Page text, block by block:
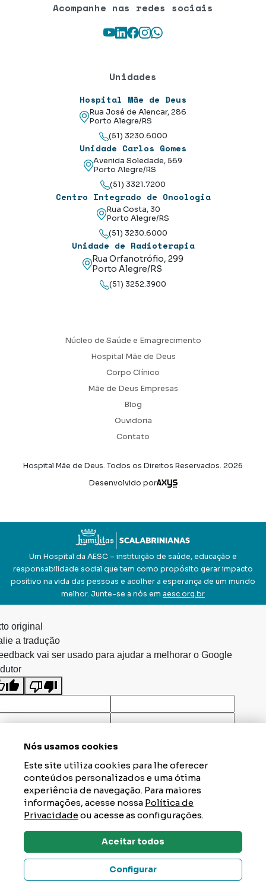
Acompanhe nas redes sociais
Youtube
LinkedIn
Facebook
Instagram
WhatsApp
Unidades
Hospital Mãe de Deus
Rua José de Alencar, 286
Porto Alegre/RS
(51) 3230.6000
Unidade Carlos Gomes
Avenida Soledade, 569
Porto Alegre/RS
(51) 3321.7200
Centro Integrado de Oncologia
Rua Costa, 30
Porto Alegre/RS
(51) 3230.6000
Unidade de Radioterapia
Rua Orfanotrófio, 299
Porto Alegre/RS
(51) 3252.3900
Núcleo de Saúde e Emagrecimento
Hospital Mãe de Deus
Corpo Clínico
Mãe de Deus Empresas
Blog
Ouvidoria
Contato
Hospital Mãe de Deus. Todos os Direitos Reservados. 2026
Desenvolvido por
Axysweb
Um Hospital da AESC – instituição de saúde, educação e
responsabilidade social que tem como propósito gerar impacto
positivo na vida das pessoas e acolher a esperança de um mundo
melhor. Junte-se a nós em aesc.org.br
Dúvidas? Tire Aqui
Nós usamos cookies
Este site utiliza cookies para lhe oferecer
conteúdos personalizados e uma ótima
experiência de navegação. Para maiores
informações, acesse nossa Política de
Privacidadeou acesse as configurações.
Aceitar todos
Configurar
original
a tradução
vai ser usado para ajudar a melhorar o Google